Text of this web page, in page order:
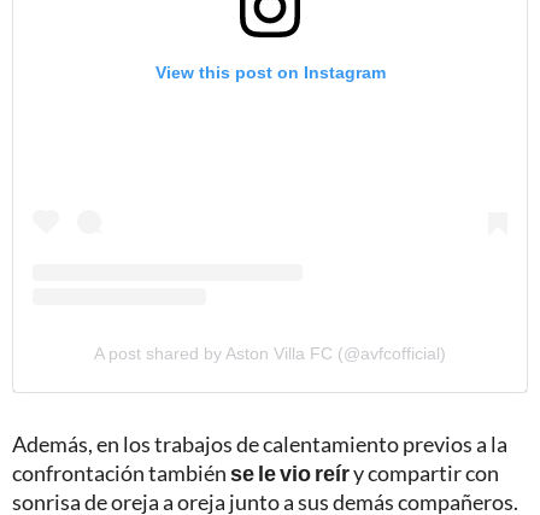
View this post on Instagram
A post shared by Aston Villa FC (@avfcofficial)
Además, en los trabajos de calentamiento previos a la
confrontación tambiénse le vio reíry compartir con
sonrisa de oreja a oreja junto a sus demás compañeros.